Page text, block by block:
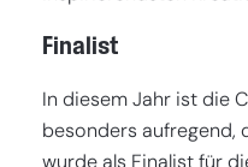
Finalist
In diesem Jahr ist die
besonders aufregend,
wurde als Finalist für